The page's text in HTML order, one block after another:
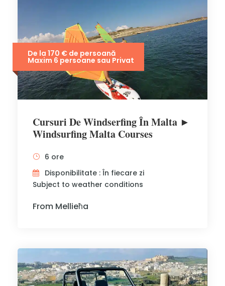
De la 170 € de persoană
Maxim 6 persoane sau Privat
Cursuri De Windserfing În Malta ►
Windsurfing Malta Courses
6 ore
Disponibilitate : În fiecare zi
Subject to weather conditions
From Mellieħa